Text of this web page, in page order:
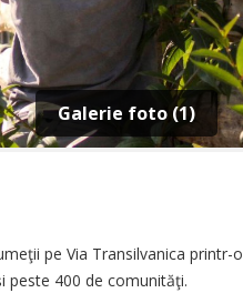
Galerie foto (1)
pe Via Transilvanica printr-o
peste 400 de comunităţi.